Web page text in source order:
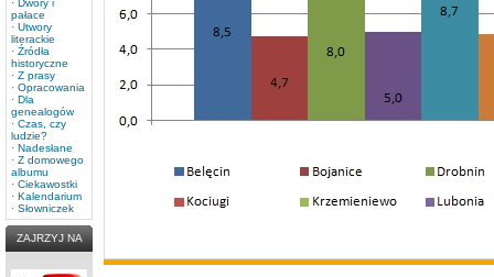
· Dwory i
pałace
· Utwory
literackie
· Źródła
historyczne
· Z prasy
· Opracowania
· Dla
genealogów
· Czas, czy
ludzie?
· Nadesłane
· Z domowego
albumu
· Ciekawostki
· Kalendarium
· Słowniczek
ZAJRZYJ NA